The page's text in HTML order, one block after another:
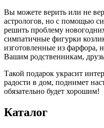
Вы можете верить или не
астрологов, но с помощью
решить проблему
симпатичные фигурки
изготовленные из фарфора,
Вашим родственникам,
Такой подарок украсит
радости в дом, поднимет
обязательно будет хорошим!
Каталог